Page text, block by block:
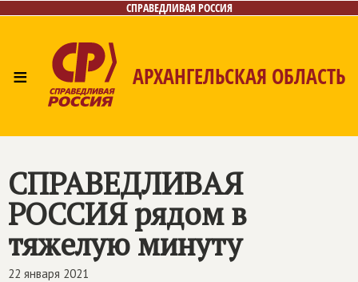
СПРАВЕДЛИВАЯ РОССИЯ
≡ АРХАНГЕЛЬСКАЯ ОБЛАСТЬ
Контакты
Поиск
СПРАВЕДЛИВАЯ
РОССИЯрядом в
тяжелую минуту
22 января 2021